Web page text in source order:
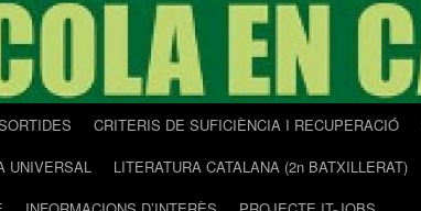
CRITERIS DE SUFICIÈNCIA I RECUPERACIÓ
UNIVERSAL LITERATURA CATALANA (2n BATXILLERAT)